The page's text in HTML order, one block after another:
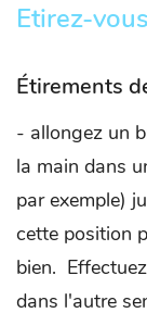
Etirez-
Étirements
- allongez un
la main dans
par exemple)
cette position
bien.
dans l'autre